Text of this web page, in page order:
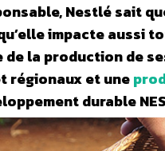
Nestlé sait
impacte aussi
de la production de
régionaux et une
durable